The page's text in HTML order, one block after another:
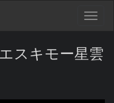
スキモー星雲